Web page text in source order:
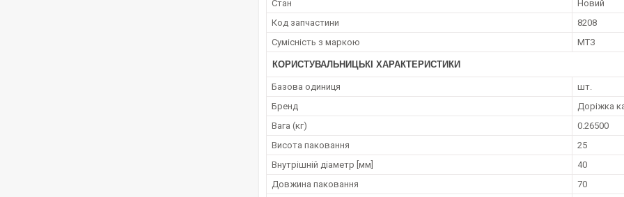
Стан
Новий
Код запчастини
8208
Сумісність з маркою
МТЗ
КОРИСТУВАЛЬНИЦЬКІ ХАРАКТЕРИСТИКИ
Базова одиниця
шт.
Бренд
Доріжка
Вага (кг)
0.26500
Висота паковання
25
Внутрішній діаметр [мм]
40
Довжина паковання
70